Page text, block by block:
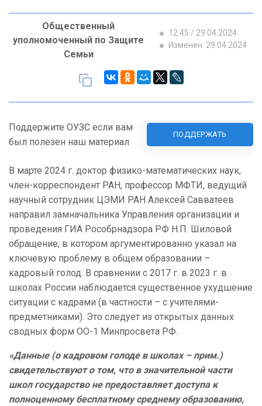
Общественный
уполномоченный по Защите
Семьи
12:45 / 29.04.2024
Изменен: 29.04.2024
Поддержите ОУЗС если вам
был полезен наш материал
ПОДДЕРЖАТЬ
В марте 2024 г. доктор физико-математических наук,
член-корреспондент РАН, профессор МФТИ, ведущий
научный сотрудник ЦЭМИ РАН Алексей Савватеев
направил замначальника Управления организации и
проведения ГИА Рособрнадзора РФ Н.П. Шиловой
обращение, в котором аргументированно указал на
ключевую проблему в общем образовании –
кадровый голод. В сравнении с 2017 г. в 2023 г. в
школах России наблюдается существенное ухудшение
ситуации с кадрами (в частности – с учителями-
предметниками). Это следует из открытых данных
сводных форм ОО-1 Минпросвета РФ.
«Данные (о кадровом голоде в школах – прим.)
свидетельствуют о том, что в значительной части
школ государство не предоставляет доступа к
полноценному бесплатному среднему образованию,